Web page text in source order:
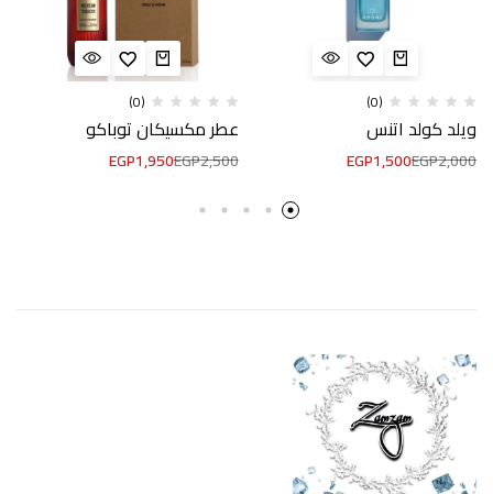
(0)
ويلد كولد اتنس
EGP2,000
EGP1,500
(0)
عطر مكسيكان توباكو
EGP2,500
EGP1,950